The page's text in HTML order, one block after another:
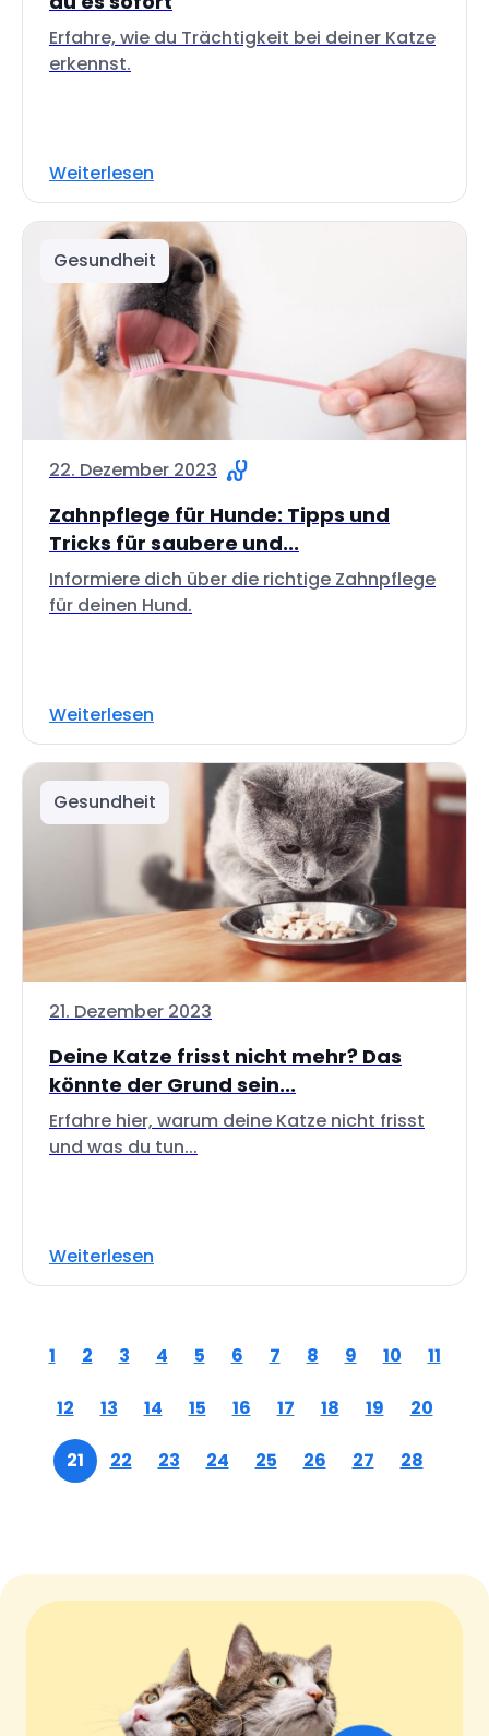
Erfahre, wie du Trächtigkeit bei deiner Katze
erkennst.
Weiterlesen
Gesundheit
22. Dezember 2023
Zahnpflege für Hunde: Tipps und
Tricks für saubere und...
Informiere dich über die richtige Zahnpflege
für deinen Hund.
Weiterlesen
Gesundheit
21. Dezember 2023
Deine Katze frisst nicht mehr? Das
könnte der Grund sein...
Erfahre hier, warum deine Katze nicht frisst
und was du tun...
Weiterlesen
1 2 3 4 5 6 7 8 9 10 11
12 13 14 15 16 17 18 19 20
21 22 23 24 25 26 27 28